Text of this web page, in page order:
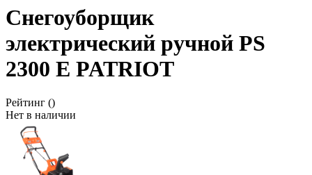
Снегоуборщик
электрический ручной PS
2300 Е PATRIOT
Рейтинг ()
Нет в наличии